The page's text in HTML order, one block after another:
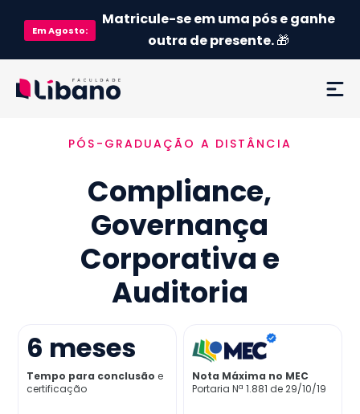
EmAgosto:
Matricule-se em uma pós e ganhe
outra de presente.🎁
Ementa
Como funciona
Credenciamento MEC
Matricule-se
PÓS-GRADUAÇÃO A DISTÂNCIA
Compliance,
Governança
Corporativa e
Auditoria
6 meses
Tempo para conclusão e
certificação
Nota Máxima no MEC
Portaria Nª 1.881 de 29/10/19